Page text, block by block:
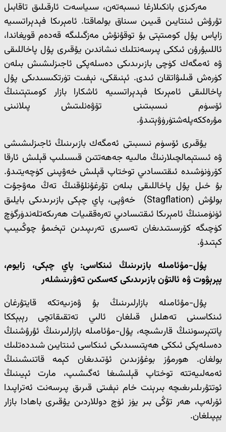
مەركىزى بانكىلارغا نىسبەتەن، سىياسەت ئارقىلىق تاقابىل
تۇرۇش ئىنتايىن قىيىن سىناق بولماقتا. ئامېرىكا فېدېراتسىيە
زاپاس پۇل كومىتېتى بۇ توقۇنۇش مەزگىلىگە قەدەم قويغاندا،
ئاللىبۇرۇن ئىككى پىرسەنتلىك نىشاندىن يۇقىرى پۇل پاخاللىقى
ۋە ئەمگەك كۈچى بازىرىدىكى دەسلەپكى ئاجىزلىشىش بىلەن
كۈرەش قىلىۋاتقان ئىدى. ئېنىقكى، نېفىت تۈرتكىسىدىكى پۇل
پاخاللىقى ئامېرىكا فېدېراتسىيە ئاشكارا بازار كومىتېتىنىڭ
ئۆسۈم نىسبىتىنى تۆۋەنلىتىش پىلانىنى
مۇرەككەپلەشتۈرۈۋېتىدۇ.
يۇقىرى ئۆسۈم نىسبىتى ئەمگەك بازىرىنىڭ ئاجىزلىشىشى
ۋە ئىستېمالچىلارنىڭ مالىيە جەھەتتىن قىسىلىپ قېلىش ئارقا
كۆرۈنۈشىدە ئىقتىسادىي توختاپ قېلىش خەۋپىنى كۈچەيتىدۇ.
بۇ خىل پۇل پاخاللىقى بىلەن تۇرغۇنلۇقنىڭ تەڭ مەۋجۇت
بولۇش (Stagflation) خەۋپى، پاي چېكى بازىرىدىكى بايلىق
ئۈنۈمىنىڭ ئامېرىكا ئىقتىسادىي تەرەققىيات ھەرىكەتلەندۈرگۈچ
كۈچىگە كۆرسىتىدىغان تەسىرى تەرىپىدىن تېخىمۇ چوڭىيىپ
كېتىدۇ.
پۇل-مۇئامىلە بازىرىنىڭ ئىنكاسى: پاي چېكى، زايوم،
پېرېۋوت ۋە ئالتۇن بازىرىدىكى كەسكىن تەۋرىنىشلەر
پۇل-مۇئامىلە بازارلىرىنىڭ بۇ ۋەزىيەتكە قايتۇرغان
ئىنكاسىنى تەھلىل قىلغان ئالىي تەتقىقاتچى رېبېككا
پاتتېرسوننىڭ قارىشىچە، پۇل-مۇئامىلە بازارلىرىنىڭ ئۇرۇشنىڭ
دەسلەپكى ئىككى ھەپتىسىدىكى ئىنكاسى ئىنتايىن شىددەتلىك
بولغان. ھورمۇز بوغۇزىدىن ئۆتىدىغان كېمە قاتنىشىنىڭ
ئەمەلىيەتتە توختاپ قېلىشىغا ئەگىشىپ، مارت ئېيىنىڭ
ئوتتۇرىلىرىغىچە بىرېنت خام نېفىتى قىرىق پىرسەنت ئەتراپىدا
ئۆرلەپ، ھەر تۇڭى بىر يۈز ئۈچ دوللاردىن يۇقىرى باھادا بازار
يېپىلغان.